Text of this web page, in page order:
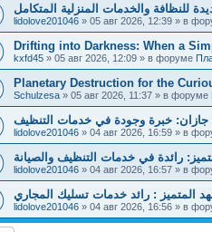
للنظافة والخدمات المنزلية المتكامل
lidolove201046 » 05 авг 2026, 12:39 » в
Drifting into Darkness: When a
kxfd45 » 05 авг 2026, 12:09 » в форуме
Planetary Destruction for the
Schulzesa » 05 авг 2026, 11:37 » в форуме
خبرة وجودة في خدمات التنظيف
lidolove201046 » 04 авг 2026, 16:59 » в
رائدة في خدمات التنظيف والصيانة
lidolove201046 » 04 авг 2026, 16:57 » в
المتميز : رائد خدمات تسليك المجاري
lidolove201046 » 04 авг 2026, 16:56 » в